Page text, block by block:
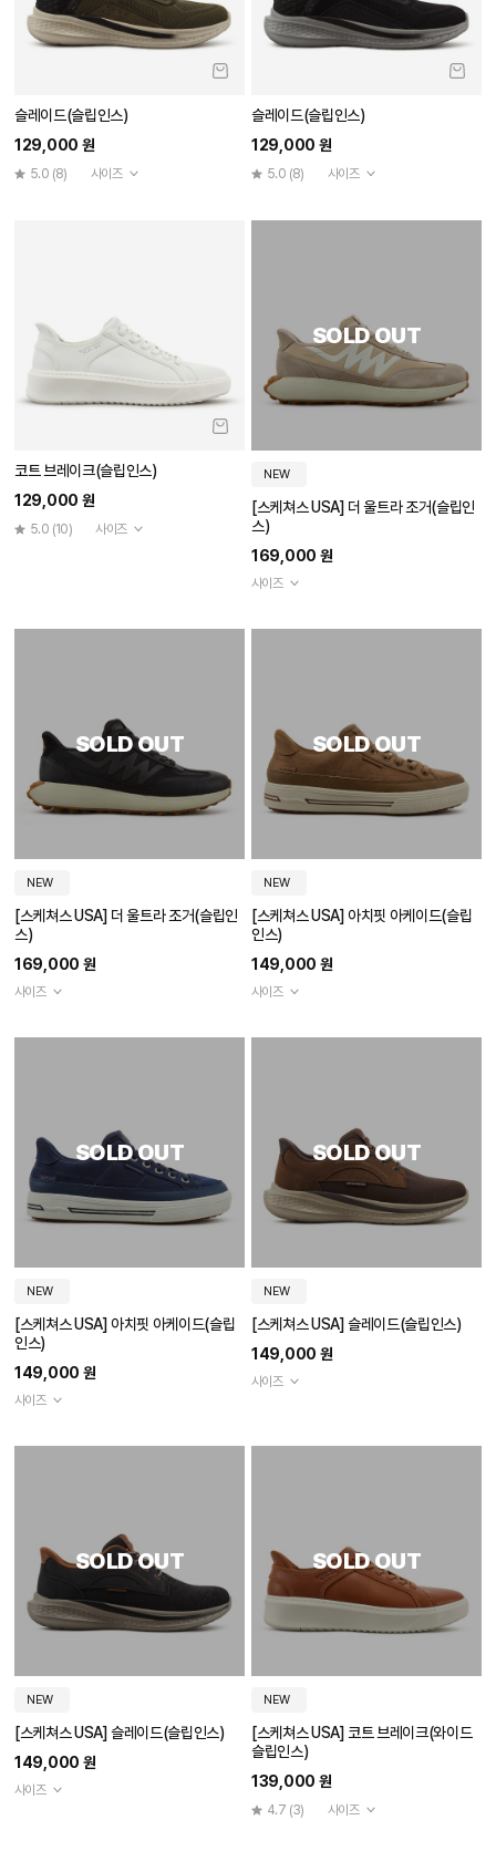
슬레이드(슬립인스)
129,000 원
5.0 (8) 사이즈
슬레이드(슬립인스)
129,000 원
5.0 (8) 사이즈
코트 브레이크(슬립인스)
129,000 원
5.0 (10) 사이즈
SOLD OUT
NEW
[스케쳐스 USA] 더 울트라 조거(슬립인
스)
169,000 원
사이즈
SOLD OUT
NEW
[스케쳐스 USA] 더 울트라 조거(슬립인
스)
169,000 원
사이즈
SOLD OUT
NEW
[스케쳐스 USA] 아치핏 아케이드(슬립
인스)
149,000 원
사이즈
SOLD OUT
NEW
[스케쳐스 USA] 아치핏 아케이드(슬립
인스)
149,000 원
사이즈
SOLD OUT
NEW
[스케쳐스 USA] 슬레이드(슬립인스)
149,000 원
사이즈
SOLD OUT
NEW
[스케쳐스 USA] 슬레이드(슬립인스)
149,000 원
사이즈
SOLD OUT
NEW
[스케쳐스 USA] 코트 브레이크(와이드
슬립인스)
139,000 원
4.7 (3) 사이즈